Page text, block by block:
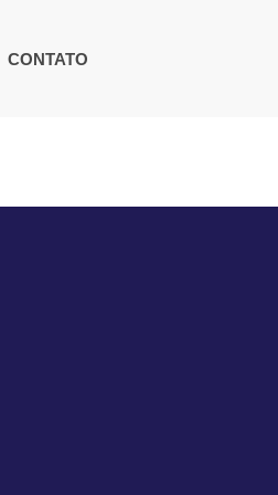
CONTATO